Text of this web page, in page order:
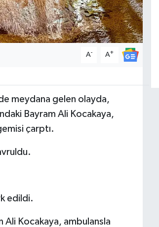
A- A+
meydana gelen olayda,
Bayram Ali Kocakaya,
çarptı.
edildi.
Ali Kocakaya, ambulansla